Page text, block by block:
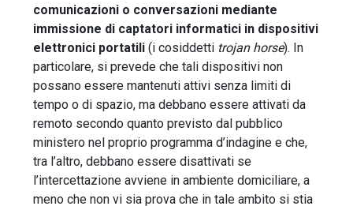
comunicazioni o conversazioni mediante
immissione di captatori informatici in dispositivi
elettronici portatili (i cosiddetti trojan horse). In
particolare, si prevede che tali dispositivi non
possano essere mantenuti attivi senza limiti di
tempo o di spazio, ma debbano essere attivati da
remoto secondo quanto previsto dal pubblico
ministero nel proprio programma d’indagine e che,
tra l’altro, debbano essere disattivati se
l’intercettazione avviene in ambiente domiciliare, a
meno che non vi sia prova che in tale ambito si stia